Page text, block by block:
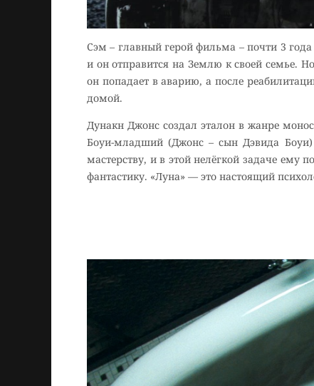
Сэм – главный герой фильма – почти 3 года
и он отправится на Землю к своей семье.
он попадает в аварию, а после
домой.
Дунакн Джонс создал эталон в жанре
Боуи-младший (Джонс – сын Дэвида Боуи)
мастерству, и в этой нелёгкой задаче ему
фантастику. «Луна» — это настоящий